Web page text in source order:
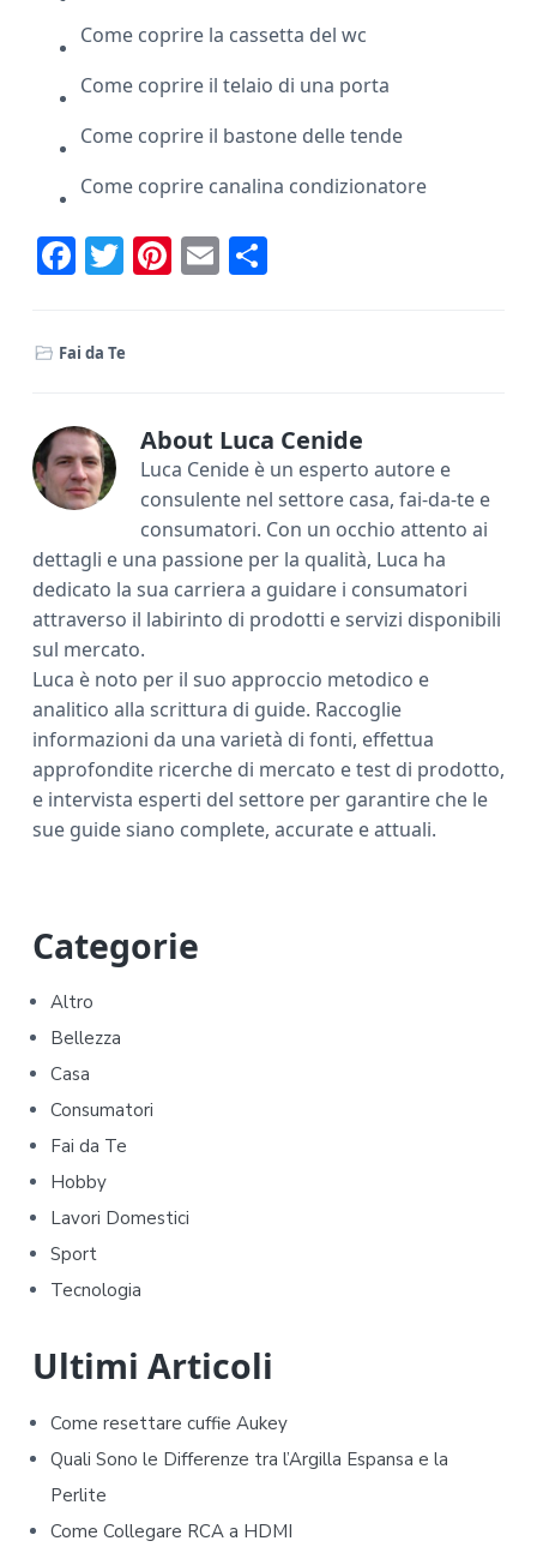
Come coprire la cassetta del wc
Come coprire il telaio di una porta
Come coprire il bastone delle tende
Come coprire canalina condizionatore
F
e
b
ok
T
te
Pi E C
di
Fai da Te
About Luca Cenide
Luca Cenide è un esperto autore e
consulente nel settore casa, fai-da-te e
consumatori. Con un occhio attento ai
dettagli e una passione per la qualità, Luca ha
dedicato la sua carriera a guidare i consumatori
attraverso il labirinto di prodotti e servizi disponibili
sul mercato.
Luca è noto per il suo approccio metodico e
analitico alla scrittura di guide. Raccoglie
informazioni da una varietà di fonti, effettua
approfondite ricerche di mercato e test di prodotto,
e intervista esperti del settore per garantire che le
sue guide siano complete, accurate e attuali.
P
r
i
m
a
r
y
S
d
e
b
a
Categorie
Altro
Bellezza
Casa
Consumatori
Fai da Te
Hobby
Lavori Domestici
Sport
Tecnologia
Ultimi Articoli
Come resettare cuffie Aukey​​
Quali Sono le Differenze tra l’Argilla Espansa e la
Perlite
Come Collegare RCA a HDMI